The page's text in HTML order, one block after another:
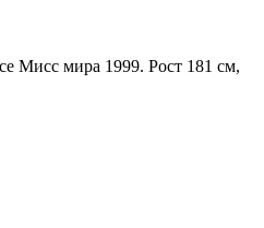
Мисс мира 1999. Рост 181 см,